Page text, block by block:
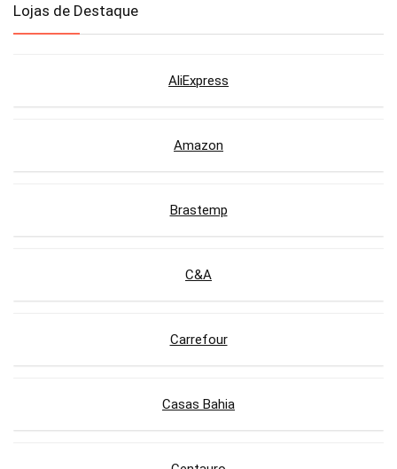
Lojas de Destaque
AliExpress
Amazon
Brastemp
C&A
Carrefour
Casas Bahia